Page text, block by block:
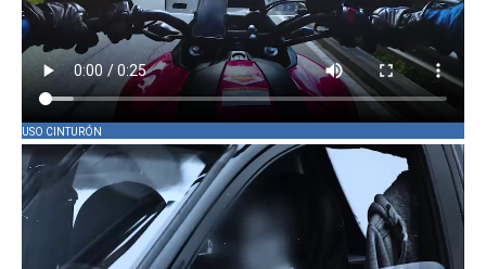
USO CINTURÓN